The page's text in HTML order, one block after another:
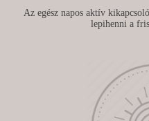
Az egész napos aktív
lepihenni a